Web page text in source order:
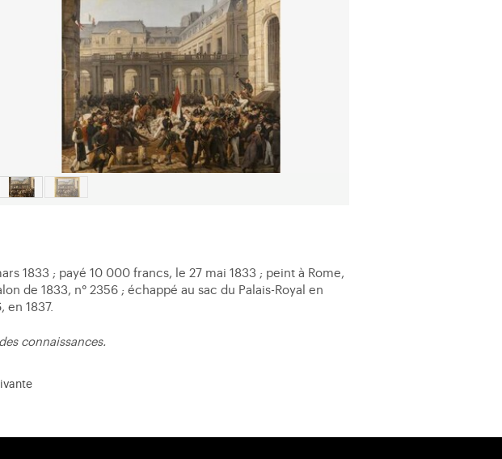
1833 ; payé 10 000 francs, le 27 mai 1833 ; peint à Rome,
de 1833, n° 2356 ; échappé au sac du Palais-Royal en
en 1837.
connaissances.